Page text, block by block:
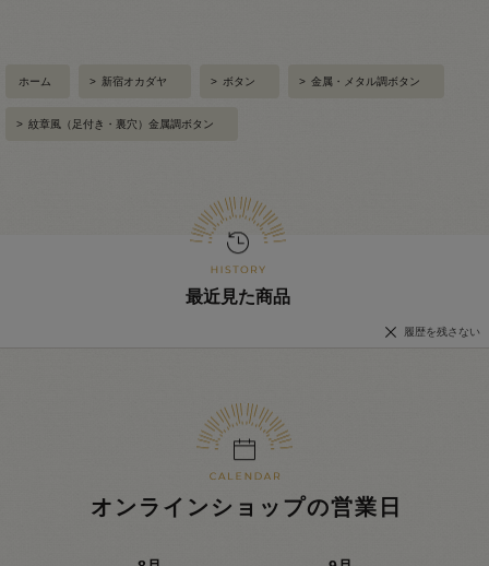
ホーム > 新宿オカダヤ > ボタン > 金属・メタル調ボタン
> 紋章風（足付き・裏穴）金属調ボタン
最近見た商品
履歴を残さない
オンラインショップの営業日